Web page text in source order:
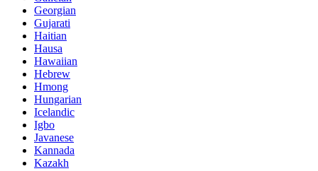
Georgian
Gujarati
Haitian
Hausa
Hawaiian
Hebrew
Hmong
Hungarian
Icelandic
Igbo
Javanese
Kannada
Kazakh